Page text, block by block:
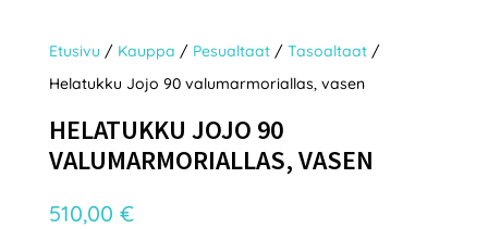
Etusivu / Kauppa / Pesualtaat/ Tasoaltaat/
Helatukku Jojo 90 valumarmoriallas, vasen
HELATUKKU JOJO 90
VALUMARMORIALLAS, VASEN
510,00 €